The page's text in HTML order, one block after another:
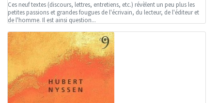
Ces neuf textes (discours, lettres, entretiens, etc.) révèlent un peu plus les
petites passions et grandes fougues de l'écrivain, du lecteur, de l'éditeur et
de l'homme. Il est ainsi question...